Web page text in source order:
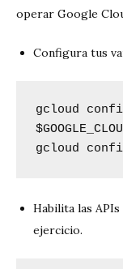
operar Google
Configura tus
gcloud
gcloud
Habilita las
ejercicio.